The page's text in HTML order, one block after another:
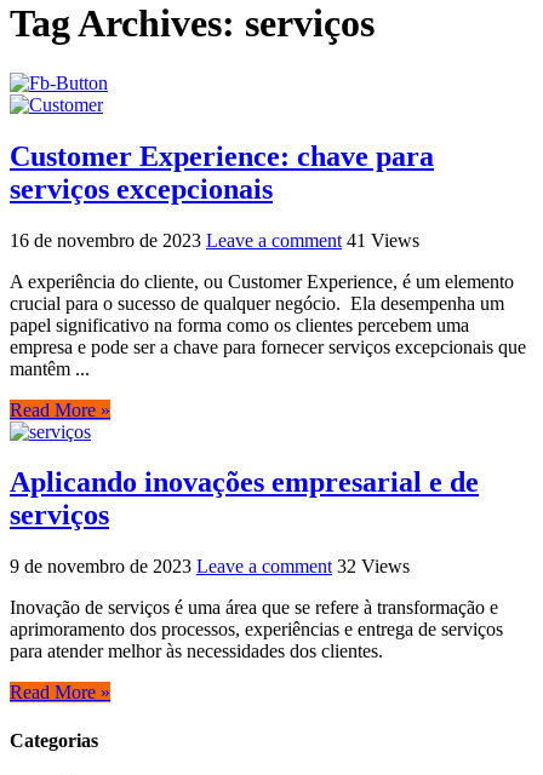
Tag Archives: serviços
Customer Experience: chave para
serviços excepcionais
16 de novembro de 2023 Leave a comment 41 Views
A experiência do cliente, ou Customer Experience, é um elemento
crucial para o sucesso de qualquer negócio. Ela desempenha um
papel significativo na forma como os clientes percebem uma
empresa e pode ser a chave para fornecer serviços excepcionais que
mantêm ...
Read More »
Aplicando inovações empresarial e de
serviços
9 de novembro de 2023 Leave a comment 32 Views
Inovação de serviços é uma área que se refere à transformação e
aprimoramento dos processos, experiências e entrega de serviços
para atender melhor às necessidades dos clientes.
Read More »
Categorias